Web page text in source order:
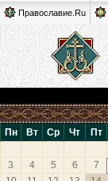
Православие.Ru
Пн Вт Ср Чт Пт
3
4 5 6 7